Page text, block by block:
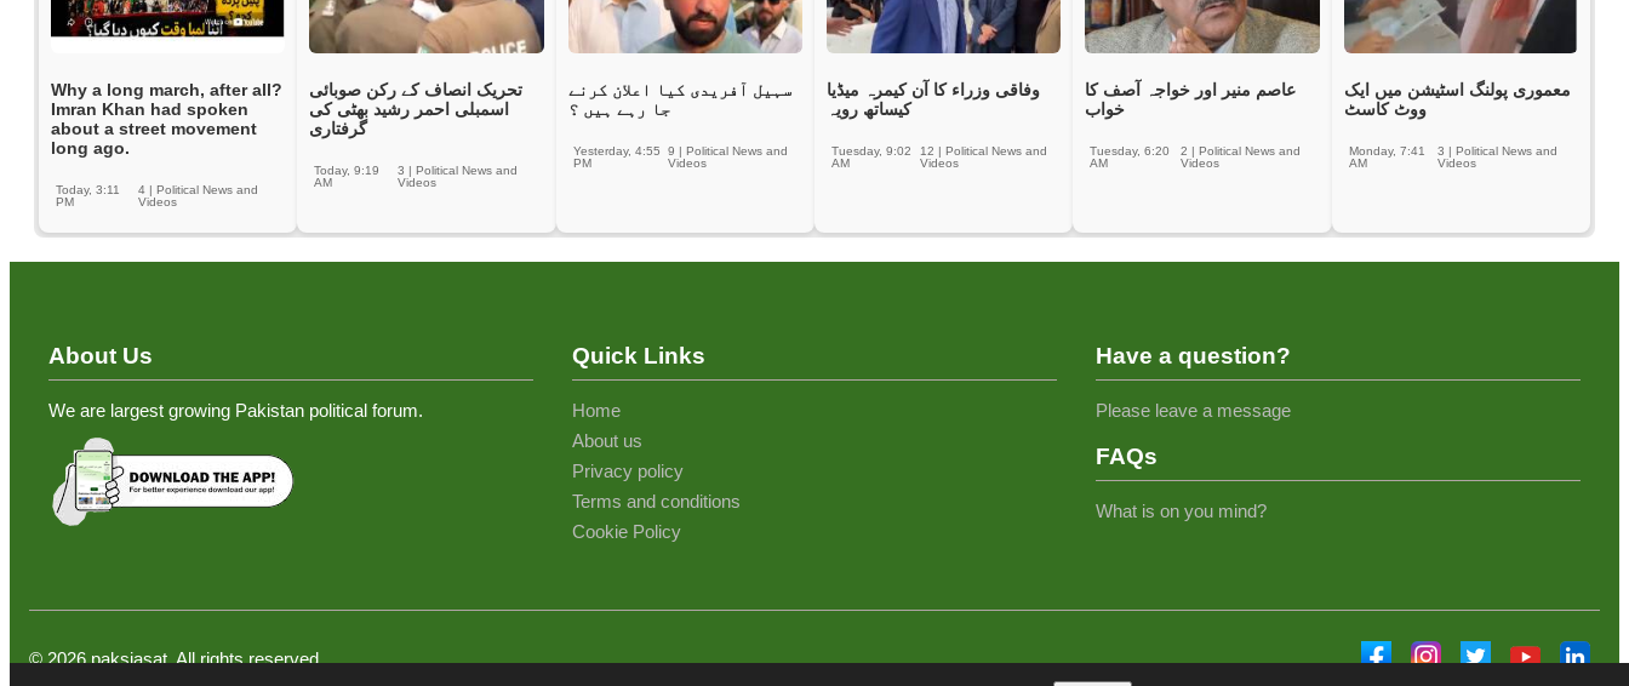
Why a long march, after all?
Imran Khan had spoken
about a street movement
long ago.
4 |Political News and
Videos
Today, 3:11
PM
تحریک انصاف کے رکن صوبائی
اسمبلی احمر رشید بھٹی کی
گرفتاری
3 | Political News and
Videos
Today, 9:19
AM
سہیل آفریدی کیا اعلان کرنے
جا رہے ہیں ؟
9 |Political News and
Videos
Yesterday, 4:55
PM
وفاقی وزراء کا آن کیمرہ میڈیا
کیساتھ رویہ
12 | Political News and
Videos
Tuesday, 9:02
AM
عاصم منیر اور خواجہ آصف کا
خواب
2 |Political News and
Videos
Tuesday, 6:20
AM
معموری پولنگ اسٹیشن میں ایک
ووٹ کاسٹ
3 | Political News and
Videos
Monday, 7:41
AM
About Us
We are largest growing Pakistan political forum.
Quick Links
Home
About us
Privacy policy
Terms and conditions
Cookie Policy
Have a question?
Please leave a message
FAQs
What is on you mind?
©2026paksiasat. All rights reserved.